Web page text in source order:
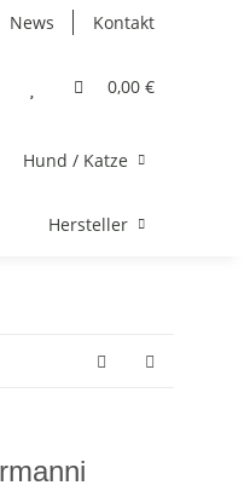
News Kontakt
0,00 €
Hund / Katze
Hersteller